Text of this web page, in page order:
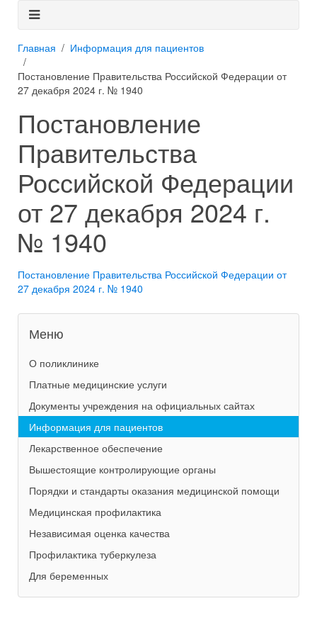
Главная
Информация для пациентов
Постановление Правительства Российской Федерации от
27 декабря 2024 г. № 1940
Постановление
Правительства
Российской Федерации
от 27 декабря 2024 г.
№ 1940
Постановление Правительства Российской Федерации от
27 декабря 2024 г. № 1940
Меню
О поликлинике
Платные медицинские услуги
Документы учреждения на официальных сайтах
Информация для пациентов
Лекарственное обеспечение
Вышестоящие контролирующие органы
Порядки и стандарты оказания медицинской помощи
Медицинская профилактика
Независимая оценка качества
Профилактика туберкулеза
Для беременных